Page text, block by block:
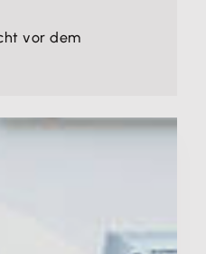
vor dem